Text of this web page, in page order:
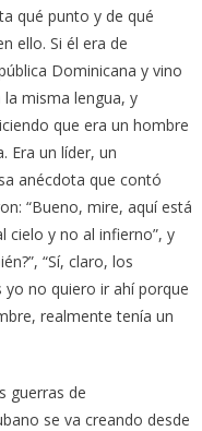
qué punto y de qué
ello. Si él era de
Dominicana y vino
misma lengua, y
que era un hombre
Era un líder, un
anécdota que contó
“Bueno, mire, aquí está
cielo y no al infierno”, y
“Sí, claro, los
yo no quiero ir ahí porque
realmente tenía un
guerras de
se va creando desde